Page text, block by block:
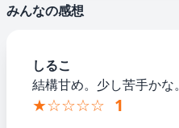
みんなの感想
しるこ
結構甘め。少し苦手かな。
★☆☆☆☆ 1